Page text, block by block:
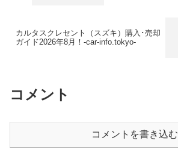
カルタスクレセント（スズキ）購入･売却
ガイド2026年8月！-car-info.tokyo-
コメント
コメントを書き込む